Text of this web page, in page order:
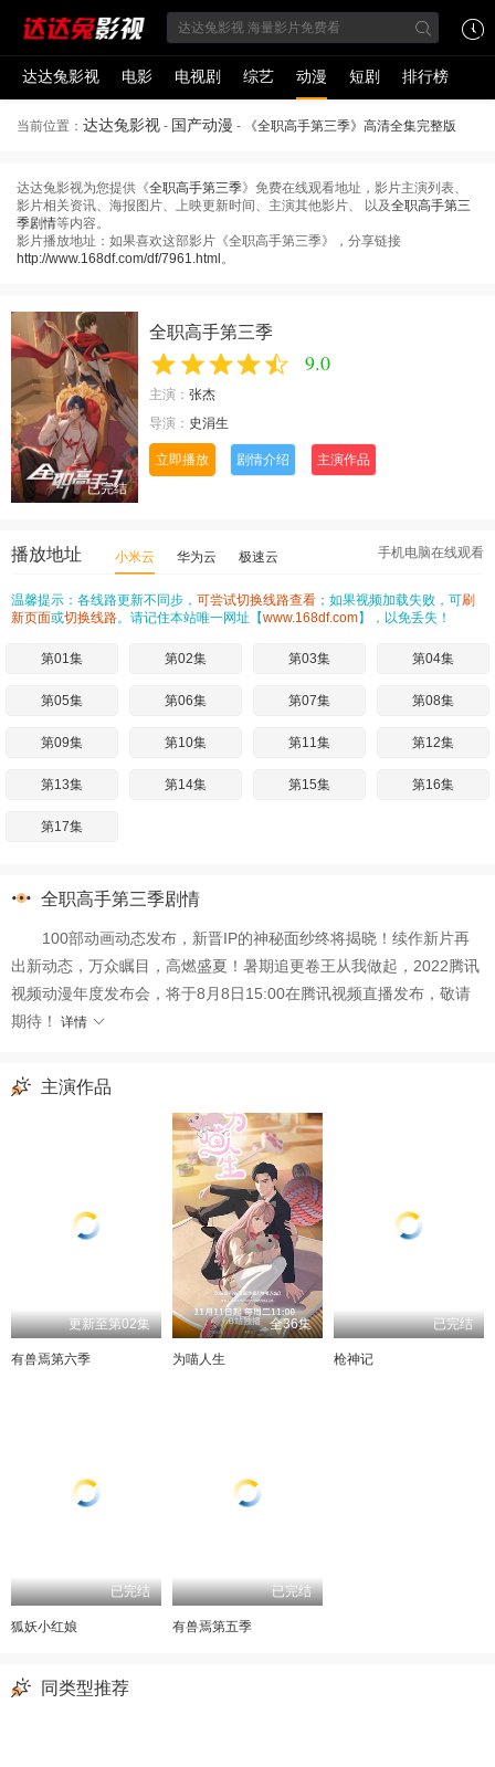
达达兔影视 电影 电视剧 综艺 动漫 短剧 排行榜
当前位置： 达达兔影视 - 国产动漫 - 《全职高手第三季》高清全集完整版
达达兔影视为您提供《全职高手第三季》免费在线观看地址，影片主演列表、
影片相关资讯、海报图片、上映更新时间、主演其他影片、 以及全职高手第三
季剧情等内容。
影片播放地址：如果喜欢这部影片《全职高手第三季》，分享链接
http://www.168df.com/df/7961.html 。
已完结
全职高手第三季
9.0
主演： 张杰
导演： 史涓生
立即播放 剧情介绍 主演作品
手机电脑在线观看
播放地址 小米云 华为云 极速云
温馨提示：各线路更新不同步， 可尝试切换线路查看 ；如果视频加载失败，可刷
新页面或切换线路。请记住本站唯一网址【www.168df.com】，以免丢失！
第01集 第02集 第03集 第04集
第05集 第06集 第07集 第08集
第09集 第10集 第11集 第12集
第13集 第14集 第15集 第16集
第17集
全职高手第三季剧情
100部动画动态发布，新晋IP的神秘面纱终将揭晓！续作新片再
出新动态，万众瞩目，高燃盛夏！暑期追更卷王从我做起，2022腾讯
视频动漫年度发布会，将于8月8日15:00在腾讯视频直播发布，敬请
期待！
详情
主演作品
更新至第02集
有兽焉第六季
全36集
为喵人生
已完结
枪神记
已完结
狐妖小红娘
已完结
有兽焉第五季
同类型推荐